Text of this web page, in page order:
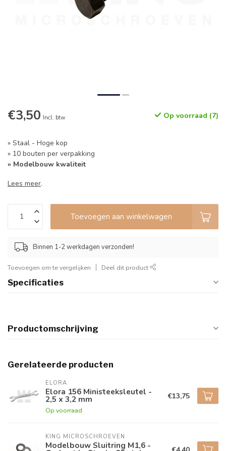
€3,50 Incl. btw Op voorraad (7)
» Staal - Hoge kop
» 10 bouten per verpakking
» Modelbouw kwaliteit
Lees meer.
Toevoegen aan winkelwagen
Binnen 1-2 werkdagen verzonden!
Toevoegen om te vergelijken Deel dit product
Specificaties
Productomschrijving
Gerelateerde producten
ELORA
Elora 156 Ministeeksleutel -
2,5 x 3,2 mm
Op voorraad
€13,75
KING MICROSCHROEVEN
Modelbouw Sluitring M1,6 -